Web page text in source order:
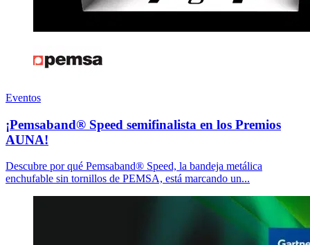
Eventos
¡Pemsaband® Speed semifinalista en los Premios
AUNA!
Descubre por qué Pemsaband® Speed, la bandeja metálica
enchufable sin tornillos de PEMSA, está marcando un...